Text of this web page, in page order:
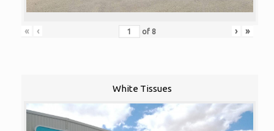
« ‹ of 8 › »
White Tissues